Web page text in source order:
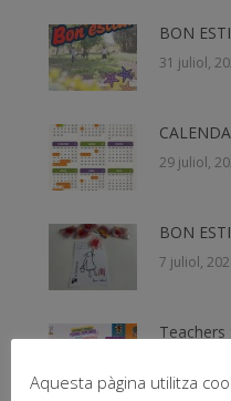
BON
31 juliol,
29 juliol,
BON
7 juliol,
Teachers
Aquesta pàgina utilitza